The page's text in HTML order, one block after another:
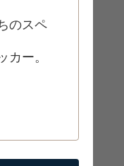
のスペ
カー。